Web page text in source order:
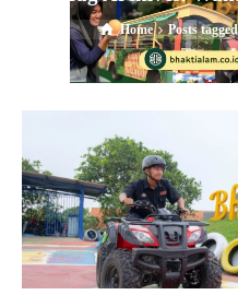
Home Posts